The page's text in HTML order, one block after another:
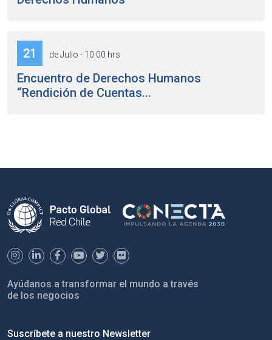
21 de Julio - 10:00 hrs
Encuentro de Derechos Humanos
“Rendición de Cuentas...
Ayúdanos a transformar el mundo a través
de los negocios
Suscríbete a nuestro Newsletter